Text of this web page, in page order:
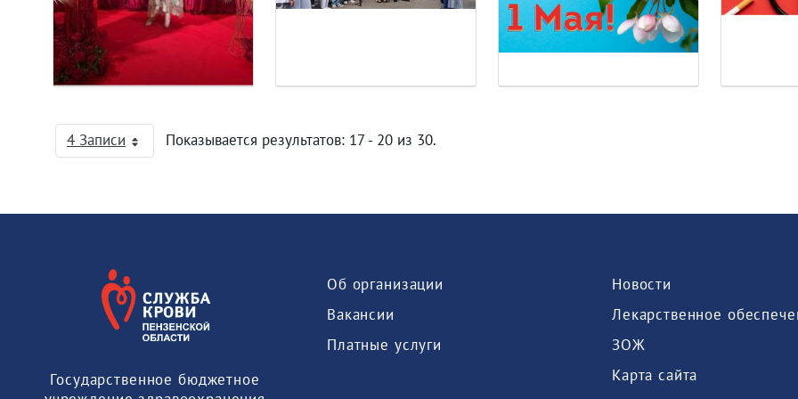
4 ЗаписиНа страницуПоказывается результатов: 17 - 20 из 30.
Государственное бюджетное
Об организации
Вакансии
Платные услуги
Новости
Лекарственное
ЗОЖ
Карта сайта